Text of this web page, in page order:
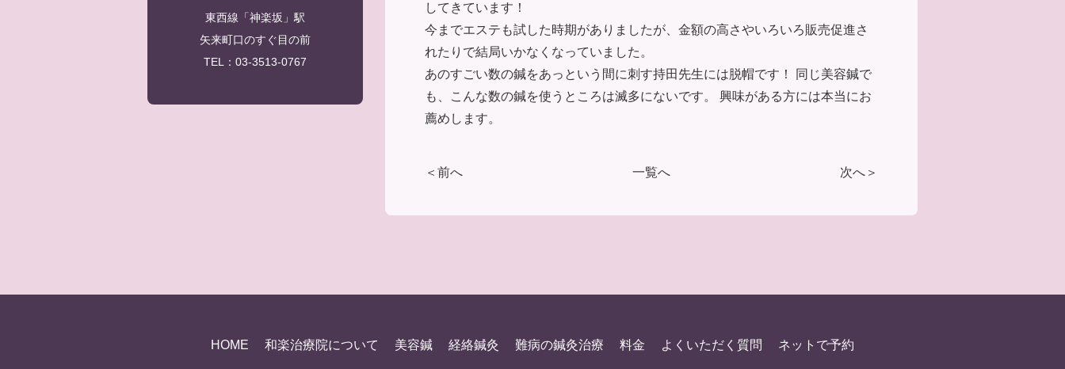
してきています！
今までエステも試した時期がありましたが、金額の高さやいろいろ販売促進さ
れたりで結局いかなくなっていました。
あのすごい数の鍼をあっという間に刺す持田先生には脱帽です！ 同じ美容鍼で
も、こんな数の鍼を使うところは滅多にないです。 興味がある方には本当にお
薦めします。
＜前へ 一覧へ 次へ＞
東西線「神楽坂」駅
矢来町口のすぐ目の前
TEL：03-3513-0767
HOME 和楽治療院について 美容鍼 経絡鍼灸 難病の鍼灸治療 料金 よくいただく質問 ネットで予約